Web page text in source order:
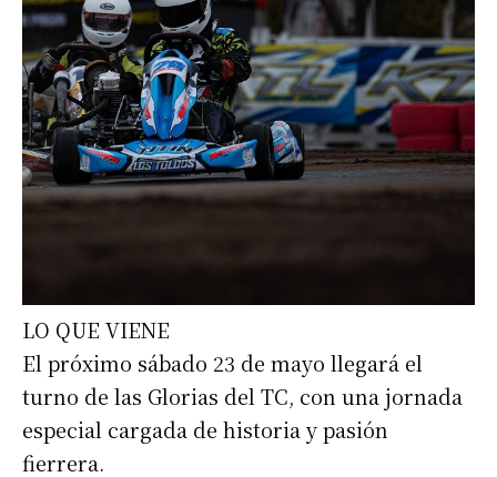
LO QUE VIENE
El próximo sábado 23 de mayo llegará el
turno de las Glorias del TC, con una jornada
especial cargada de historia y pasión
fierrera.